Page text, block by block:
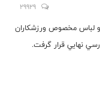
29929
و لباس مخصوص ورزشكاران
نهايي قرار گرفت.